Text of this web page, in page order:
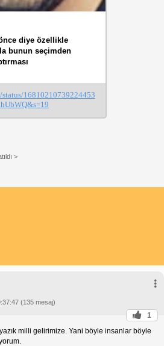
diye özellikle
bunun seçimden
16810210739224453
>
(135 mesaj)
1
milli gelirimize. Yani böyle insanlar böyle